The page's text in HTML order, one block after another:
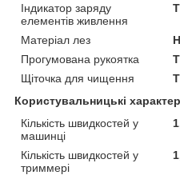
Індикатор заряду
елементів живлення
Матеріал лез
Прогумована рукоятка
Щіточка для чищення
Користувальницькі
Кількість швидкостей у
машинці
Кількість швидкостей у
триммері